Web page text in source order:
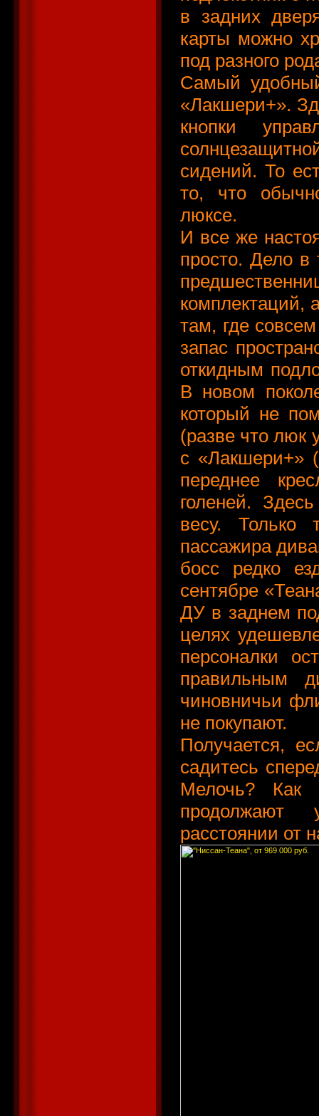
в задних
карты можно
под разного
Самый
«Лакшери+».
кнопки
сидений. То
то, что
люксе.
И все же
просто. Дело в
комплектаций,
там, где
запас
откидным
В новом
который не
(разве что люк
с «Лакшери+»
переднее
голеней.
весу.
пассажира
босс редко
сентябре
ДУ в заднем
целях
персоналки
правильным
чиновничьи
не покупают.
Получается,
садитесь
Мелочь? Как
продолжают
расстоянии от